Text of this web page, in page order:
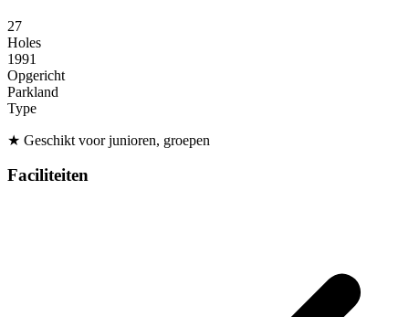
27
Holes
1991
Opgericht
Parkland
Type
★ Geschikt voor junioren, groepen
Faciliteiten